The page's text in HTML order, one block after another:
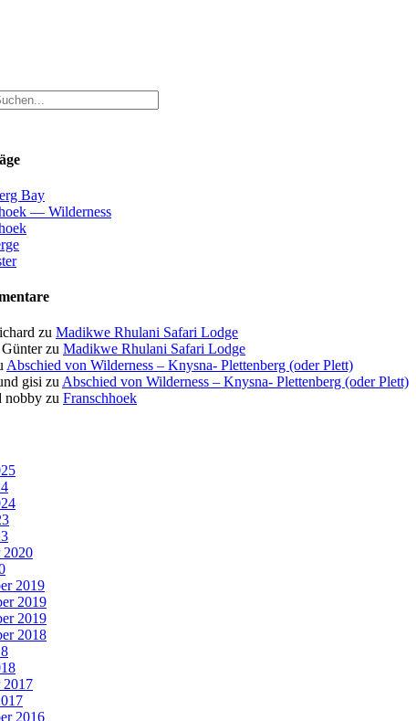
Bay
— Wilderness
zu Madikwe Rhulani Safari Lodge
zu Madikwe Rhulani Safari Lodge
Abschied von Wilderness – Knysna- Plettenberg (oder Plett)
gisi zu Abschied von Wilderness – Knysna- Plettenberg (oder Plett)
nobby zu Franschhoek
2020
2019
2019
2019
2018
2017
2016